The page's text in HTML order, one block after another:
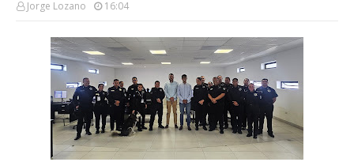
Jorge Lozano 16:04